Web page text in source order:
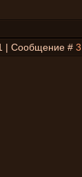
| Сообщение # 3